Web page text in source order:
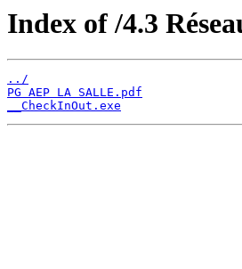
Index of /4.3
../
PG AEP LA SALLE.pdf
__CheckInOut.exe